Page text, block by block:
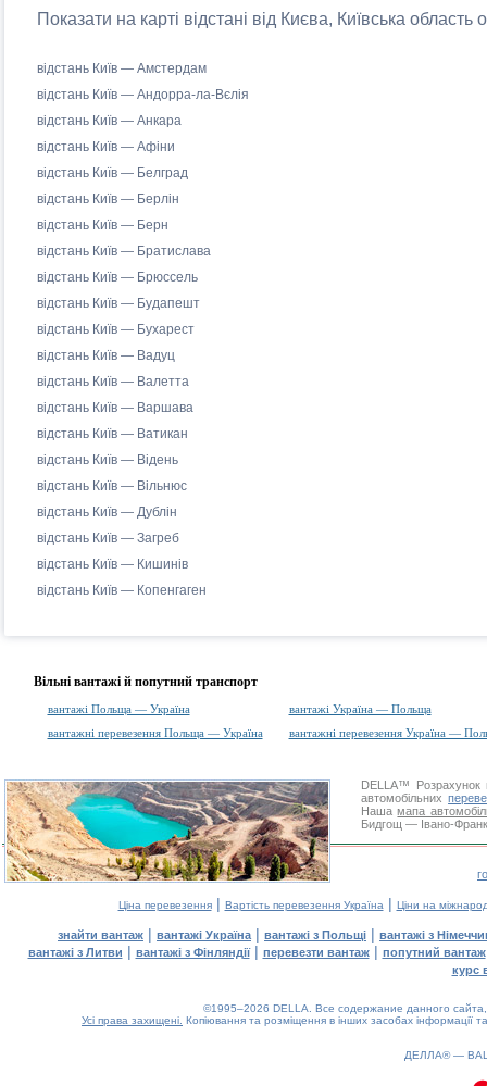
Показати на карті відстані від Києва, Київська
відстань Київ — Амстердам
відстань Київ — Андорра-ла-Вєлія
відстань Київ — Анкара
відстань Київ — Афіни
відстань Київ — Белград
відстань Київ — Берлін
відстань Київ — Берн
відстань Київ — Братислава
відстань Київ — Брюссель
відстань Київ — Будапешт
відстань Київ — Бухарест
відстань Київ — Вадуц
відстань Київ — Валетта
відстань Київ — Варшава
відстань Київ — Ватикан
відстань Київ — Відень
відстань Київ — Вільнюс
відстань Київ — Дублін
відстань Київ — Загреб
відстань Київ — Кишинів
відстань Київ — Копенгаген
Вільні вантажі й попутний транспорт
вантажі Польща — Україна
вантажі Україна — Польща
вантажні перевезення Польща — Україна
вантажні перевезення Україна —
DELLA™
Розрахунок
автомобільних
Нашамапа
Бидгощ — Івано-
Ціна перевезення| Вартість перевезення Україна | Ціни на
знайти вантаж | вантажі Україна | вантажі з Польщі | вантажі з
вантажі з Литви | вантажі з Фінляндії| перевезти вантаж| попутний вантаж
курс
©1995–2026 DELLA. Все содержание данного
Усі права захищені. Копіювання та розміщення в інших засобах інформації
ДЕЛЛА® —